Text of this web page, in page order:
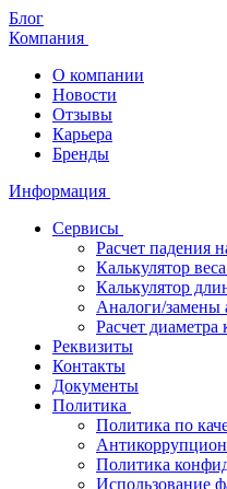
Блог
Компания
О компании
Новости
Отзывы
Карьера
Бренды
Информация
Сервисы
Расчет падения
Калькулятор
Калькулятор
Аналоги/
Расчет диаметра
Реквизиты
Контакты
Документы
Политика
Политика по
Политика
Использование